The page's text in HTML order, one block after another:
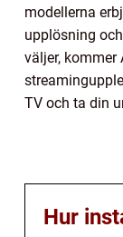
modellerna
upplösning
väljer,
TV och ta din
Hur